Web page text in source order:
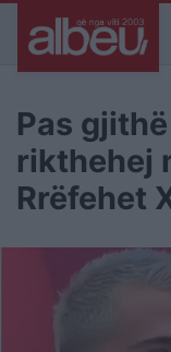
Pas
rikthehej
Rrëfehet